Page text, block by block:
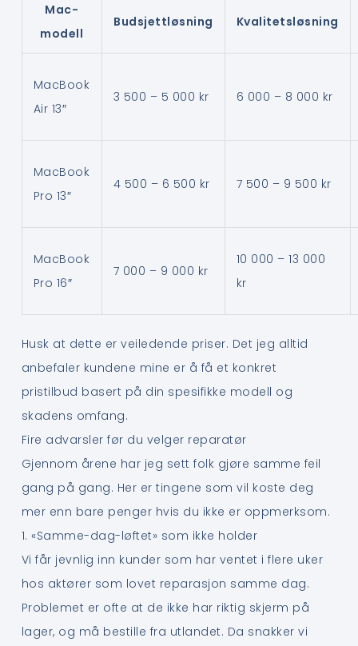
Mac-
modell
Budsjettløsning Kvalitetsløsning
MacBook
Air 13″
3 500 – 5 000 kr 6 000 – 8 000 kr
MacBook
Pro 13″
4 500 – 6 500 kr 7 500 – 9 500 kr
MacBook
Pro 16″
7 000 – 9 000 kr
10 000 – 13 000
kr
Husk at dette er veiledende priser. Det jeg alltid
anbefaler kundene mine er å få et konkret
pristilbud basert på din spesifikke modell og
skadens omfang.
Fire advarsler før du velger reparatør
Gjennom årene har jeg sett folk gjøre samme feil
gang på gang. Her er tingene som vil koste deg
mer enn bare penger hvis du ikke er oppmerksom.
1. «Samme-dag-løftet» som ikke holder
Vi får jevnlig inn kunder som har ventet i flere uker
hos aktører som lovet reparasjon samme dag.
Problemet er ofte at de ikke har riktig skjerm på
lager, og må bestille fra utlandet. Da snakker vi